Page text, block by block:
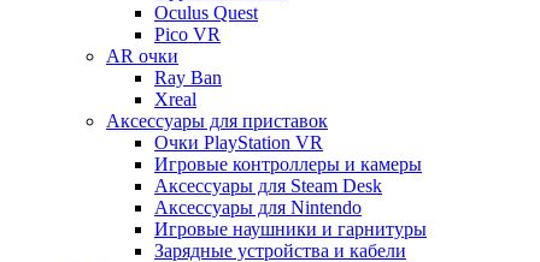
Oculus Quest
Pico VR
AR очки
Ray Ban
Xreal
Аксессуары для приставок
Очки PlayStation VR
Игровые контроллеры и камеры
Аксессуары для Steam Desk
Аксессуары для Nintendo
Игровые наушники и гарнитуры
Зарядные устройства и кабели